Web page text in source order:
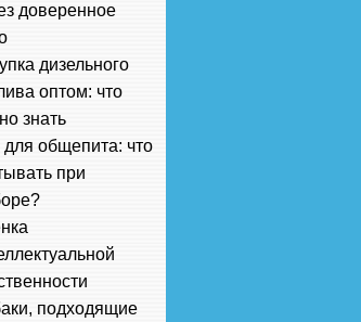
доверенное
дизельного
оптом: что
знать
общепита: что
при
подходящие